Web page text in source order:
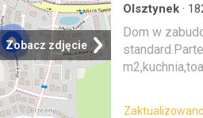
oddzielnej
okna pcv. na
pozostałych
wykładzina
wyposażone
opłaty:
Zobacz zdjęcie
Olsztynek ·
Dom w
opłaty. Na